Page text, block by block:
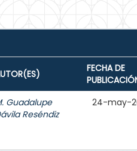
FECHA DE
Guadalupe
Reséndiz
24-may-